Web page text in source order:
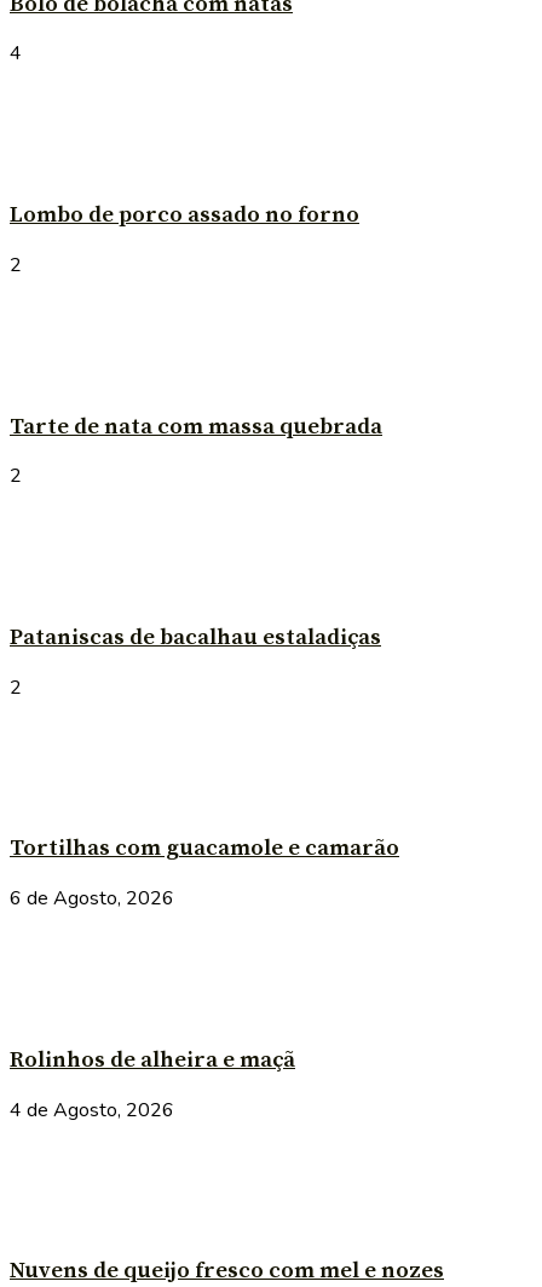
4
Lombo de porco assado no forno
2
Tarte de nata com massa quebrada
2
Pataniscas de bacalhau estaladiças
2
Tortilhas com guacamole e camarão
6 de Agosto, 2026
Rolinhos de alheira e maçã
4 de Agosto, 2026
Nuvens de queijo fresco com mel e nozes